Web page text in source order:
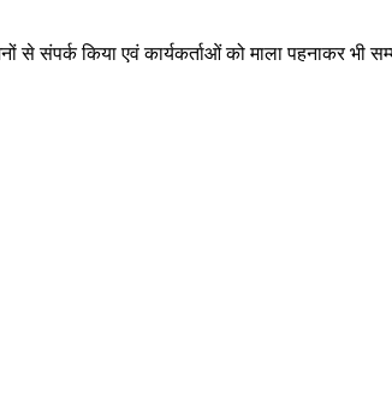
से संपर्क किया एवं कार्यकर्ताओं को माला पहनाकर